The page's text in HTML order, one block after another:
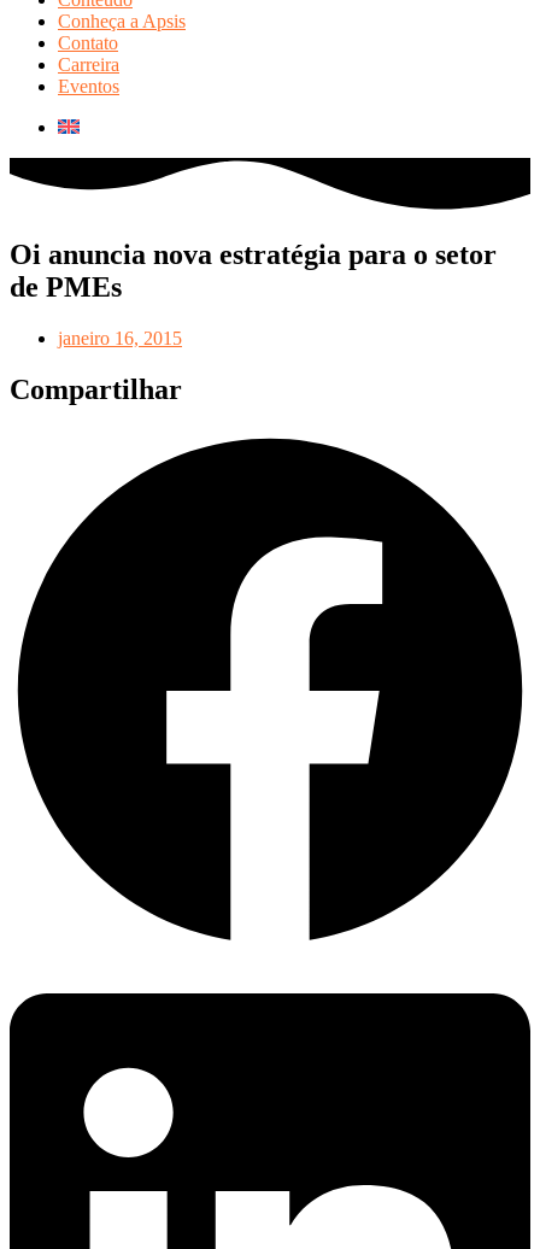
Conheça a Apsis
Contato
Carreira
Eventos
Oi anuncia nova estratégia para o setor
de PMEs
janeiro 16, 2015
Compartilhar